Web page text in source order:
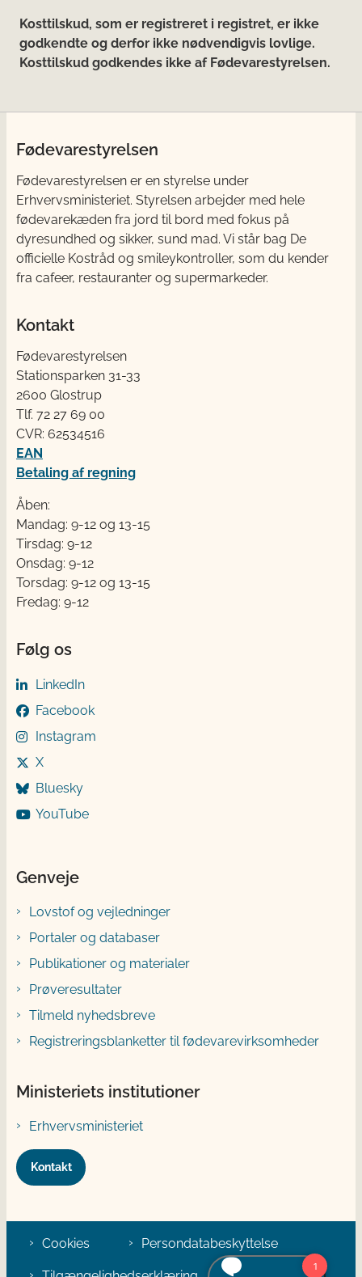
Kosttilskud, som er registreret i registret, er ikke
godkendte og derfor ikke nødvendigvis lovlige.
Kosttilskud godkendes ikke af Fødevarestyrelsen.
Fødevarestyrelsen
Fødevarestyrelsen er en styrelse under
Erhvervsministeriet. Styrelsen arbejder med hele
fødevarekæden fra jord til bord med fokus på
dyresundhed og sikker, sund mad. Vi står bag De
officielle Kostråd og smileykontroller, som du kender
fra cafeer, restauranter og supermarkeder.
Kontakt
Fødevarestyrelsen
Stationsparken 31-33
2600 Glostrup
Tlf. 72 2​​​7 69 00
CVR: 62534516
EAN
Betaling af regning
Åben:
Mandag: 9-12 og 13-15
Tirsdag: 9-12
Onsdag: 9-12
Torsdag: 9-12 og 13-15
Fredag: 9-12
Følg os
LinkedIn
Facebook
Instagram
X
Bluesky
YouTube
Genveje
Lovstof og vejledninger
Portaler og databaser
Publikationer og materialer
Prøveresultater
Tilmeld nyhedsbreve
Registreringsblanketter til fødevarevirksomheder
Ministeriets institutioner
Erhvervsministeriet
Kontakt
Cookies Persondatabeskyttelse